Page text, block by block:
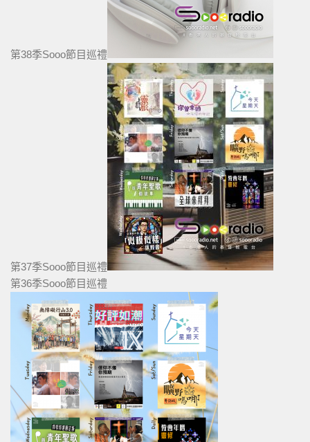
第38季Sooo節目巡禮
第37季Sooo節目巡禮
第36季Sooo節目巡禮